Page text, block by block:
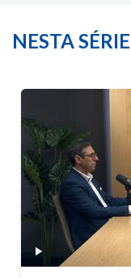
NESTA SÉRIE